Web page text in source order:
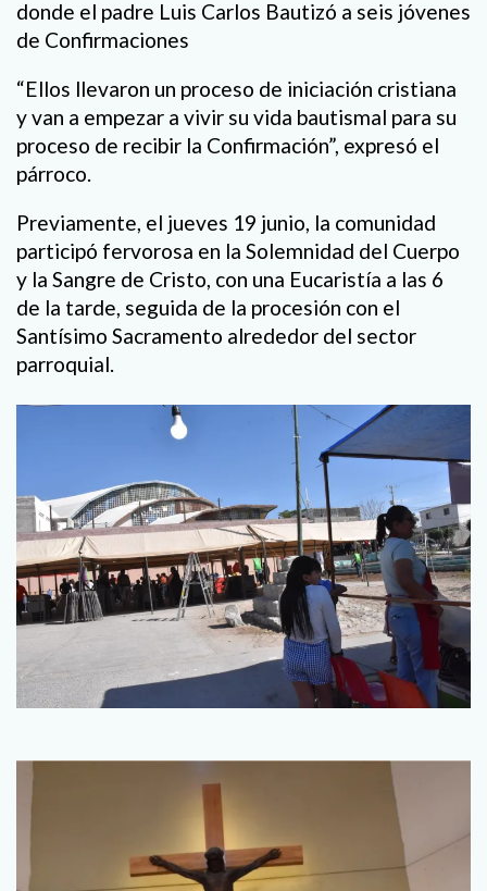
donde el padre Luis Carlos Bautizó a seis jóvenes
de Confirmaciones
“Ellos llevaron un proceso de iniciación cristiana
y van a empezar a vivir su vida bautismal para su
proceso de recibir la Confirmación”, expresó el
párroco.
Previamente, el jueves 19 junio, la comunidad
participó fervorosa en la Solemnidad del Cuerpo
y la Sangre de Cristo, con una Eucaristía a las 6
de la tarde, seguida de la procesión con el
Santísimo Sacramento alrededor del sector
parroquial.